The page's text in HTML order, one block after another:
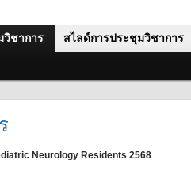
วิชาการ สไลด์การประชุมวิชาการ
Neurology Residents 2568